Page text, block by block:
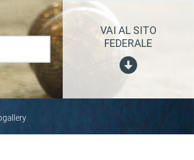
VAI AL SITO
FEDERALE